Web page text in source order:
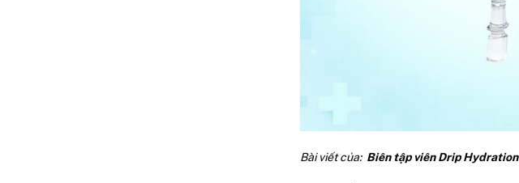
Bài viết của: Biên tập viên Drip Hydration